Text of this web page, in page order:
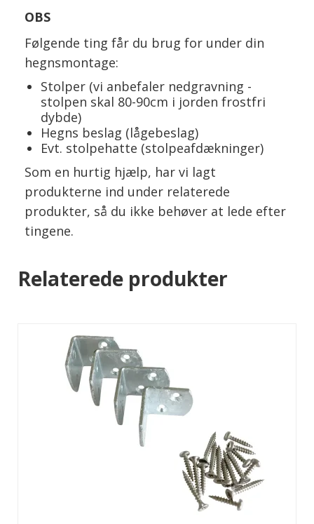
OBS
Følgende ting får du brug for under din
hegnsmontage:
Stolper (vi anbefaler nedgravning -
stolpen skal 80-90cm i jorden frostfri
dybde)
Hegns beslag (lågebeslag)
Evt. stolpehatte (stolpeafdækninger)
Som en hurtig hjælp, har vi lagt
produkterne ind under relaterede
produkter, så du ikke behøver at lede efter
tingene.
Relaterede produkter